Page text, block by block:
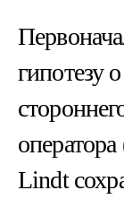
гипотезу
Lindt